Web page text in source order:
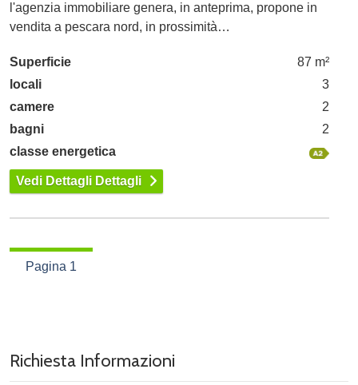
l'agenzia immobiliare genera, in anteprima, propone in
vendita a pescara nord, in prossimità…
Superficie
87 m²
locali
3
camere
2
bagni
2
classe energetica
Vedi Dettagli Dettagli
Pagina 1
Richiesta Informazioni